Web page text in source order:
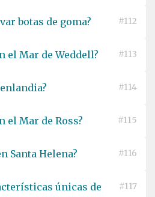
botas de goma? #112
el Mar de Weddell? #113
#114
el Mar de Ross? #115
Santa Helena? #116
únicas de
#117